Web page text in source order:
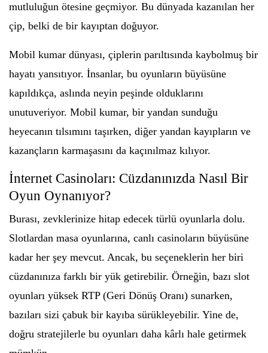
mutluluğun ötesine geçmiyor. Bu dünyada kazanılan her
çip, belki de bir kayıptan doğuyor.
Mobil kumar dünyası, çiplerin parıltısında kaybolmuş bir
hayatı yansıtıyor. İnsanlar, bu oyunların büyüsüne
kapıldıkça, aslında neyin peşinde olduklarını
unutuveriyor. Mobil kumar, bir yandan sunduğu
heyecanın tılsımını taşırken, diğer yandan kayıpların ve
kazançların karmaşasını da kaçınılmaz kılıyor.
İnternet Casinoları: Cüzdanınızda Nasıl Bir
Oyun Oynanıyor?
Burası, zevklerinize hitap edecek türlü oyunlarla dolu.
Slotlardan masa oyunlarına, canlı casinoların büyüsüne
kadar her şey mevcut. Ancak, bu seçeneklerin her biri
cüzdanınıza farklı bir yük getirebilir. Örneğin, bazı slot
oyunları yüksek RTP (Geri Dönüş Oranı) sunarken,
bazıları sizi çabuk bir kayıba sürükleyebilir. Yine de,
doğru stratejilerle bu oyunları daha kârlı hale getirmek